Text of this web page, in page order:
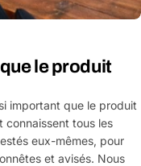
le produit
important que le produit
connaissent tous les
eux-mêmes, pour
et avisés. Nous